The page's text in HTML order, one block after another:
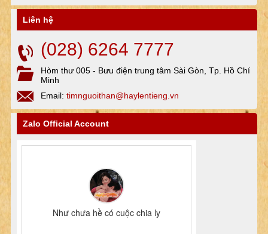
Liên hệ
(028) 6264 7777
Hòm thư 005 - Bưu điện trung tâm Sài Gòn, Tp. Hồ Chí
Minh
Email: timnguoithan@haylentieng.vn
Zalo Official Account